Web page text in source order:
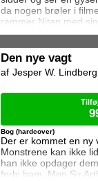
da nogen brøler i
rammer Nitan med
galt.
Den nye vagt
Der er kommet en ny
Monstrene kan ikke
han ikke opdager
forbi ham. Men Sir
Bog (hardcover)
Jesper W.